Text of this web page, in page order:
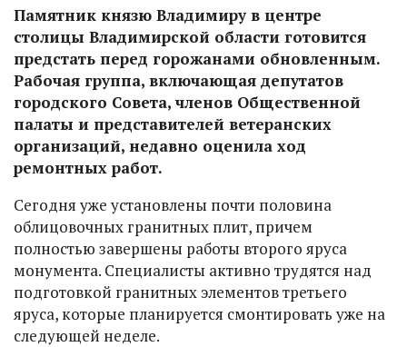
Памятник князю Владимиру в центре
столицы Владимирской области готовится
предстать перед горожанами обновленным.
Рабочая группа, включающая депутатов
городского Совета, членов Общественной
палаты и представителей ветеранских
организаций, недавно оценила ход
ремонтных работ.
Сегодня уже установлены почти половина
облицовочных гранитных плит, причем
полностью завершены работы второго яруса
монумента. Специалисты активно трудятся над
подготовкой гранитных элементов третьего
яруса, которые планируется смонтировать уже на
следующей неделе.